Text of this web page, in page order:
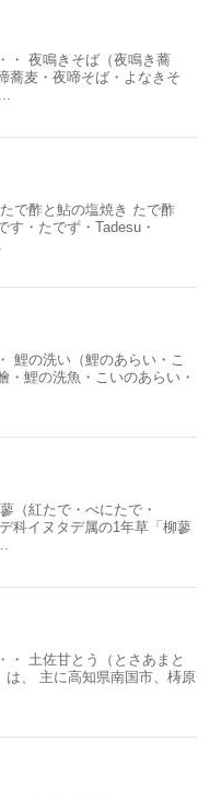
・ 夜鳴きそば（夜鳴き蕎
蕎麦・夜啼そば・よなきそ
で酢と鮎の塩焼き たで酢
す・たでず・Tadesu・
鯉の洗い（鯉のあらい・こ
・鯉の洗魚・こいのあらい・
（紅たで・べにたで・
科イヌタデ属の1年草「柳蓼
・ 土佐甘とう（とさあまと
は、 主に高知県南国市、梼原